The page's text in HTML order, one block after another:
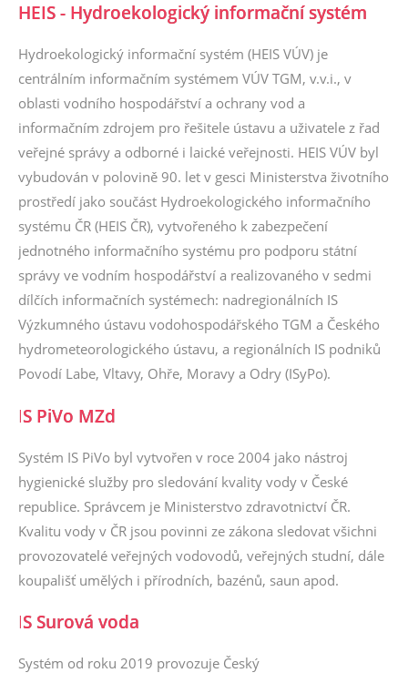
HEIS - Hydroekologický informační systém
Hydroekologický informační systém (HEIS VÚV) je
centrálním informačním systémem VÚV TGM, v.v.i., v
oblasti vodního hospodářství a ochrany vod a
informačním zdrojem pro řešitele ústavu a uživatele z řad
veřejné správy a odborné i laické veřejnosti. HEIS VÚV byl
vybudován v polovině 90. let v gesci Ministerstva životního
prostředí jako součást Hydroekologického informačního
systému ČR (HEIS ČR), vytvořeného k zabezpečení
jednotného informačního systému pro podporu státní
správy ve vodním hospodářství a realizovaného v sedmi
dílčích informačních systémech: nadregionálních IS
Výzkumného ústavu vodohospodářského TGM a Českého
hydrometeorologického ústavu, a regionálních IS podniků
Povodí Labe, Vltavy, Ohře, Moravy a Odry (ISyPo).
IS PiVo MZd
Systém IS PiVo byl vytvořen v roce 2004 jako nástroj
hygienické služby pro sledování kvality vody v České
republice. Správcem je Ministerstvo zdravotnictví ČR.
Kvalitu vody v ČR jsou povinni ze zákona sledovat všichni
provozovatelé veřejných vodovodů, veřejných studní, dále
koupališť umělých i přírodních, bazénů, saun apod.
IS Surová voda
Systém od roku 2019 provozuje Český